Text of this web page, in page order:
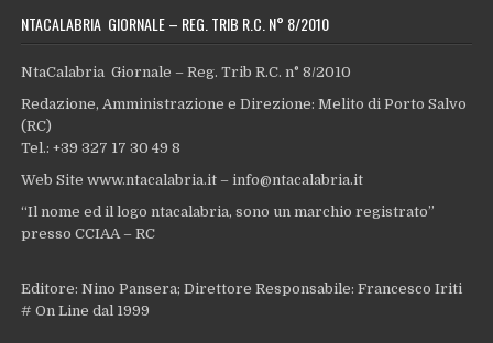
NTACALABRIA GIORNALE – REG. TRIB R.C. N° 8/2010
NtaCalabria Giornale – Reg. Trib R.C. n° 8/2010
Redazione, Amministrazione e Direzione: Melito di Porto Salvo
(RC)
Tel.: +39 327 17 30 49 8
Web Site www.ntacalabria.it – info@ntacalabria.it
“Il nome ed il logo ntacalabria, sono un marchio registrato”
presso CCIAA – RC
Editore: Nino Pansera; Direttore Responsabile: Francesco Iriti
# On Line dal 1999